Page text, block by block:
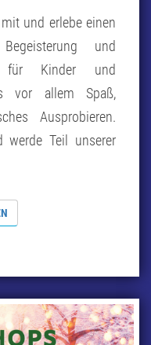
und erlebe einen
und
für Kinder und
vor allem Spaß,
Ausprobieren.
werde Teil unserer